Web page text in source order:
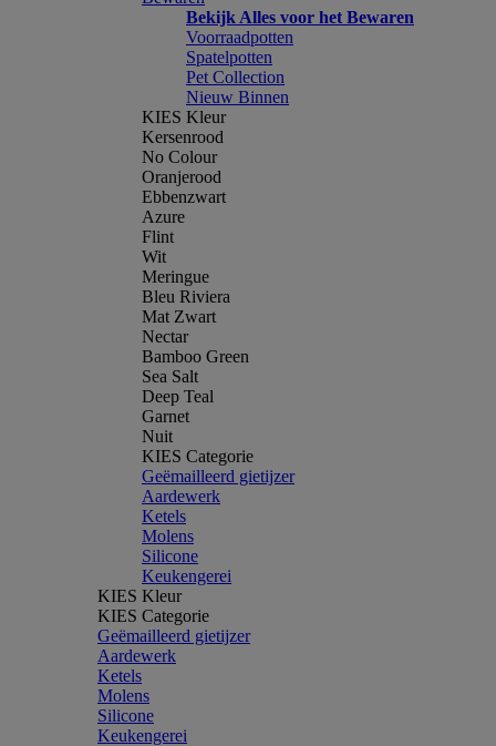
Bekijk Alles voor het Bewaren
Voorraadpotten
Spatelpotten
Pet Collection
Nieuw Binnen
KIES Kleur
Kersenrood
No Colour
Oranjerood
Ebbenzwart
Azure
Flint
Wit
Meringue
Bleu Riviera
Mat Zwart
Nectar
Bamboo Green
Sea Salt
Deep Teal
Garnet
Nuit
KIES Categorie
Geëmailleerd gietijzer
Aardewerk
Ketels
Molens
Silicone
Keukengerei
KIES Kleur
KIES Categorie
Geëmailleerd gietijzer
Aardewerk
Ketels
Molens
Silicone
Keukengerei